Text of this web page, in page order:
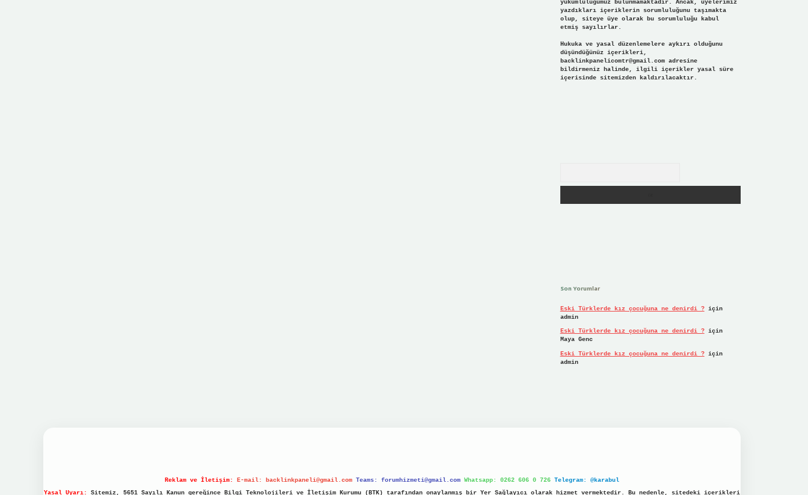
yükümlülüğümüz bulunmamaktadır. Ancak, üyelerimiz
yazdıkları içeriklerin sorumluluğunu taşımakta
olup, siteye üye olarak bu sorumluluğu kabul
etmiş sayılırlar.
Hukuka ve yasal düzenlemelere aykırı olduğunu
düşündüğünüz içerikleri,
backlinkpanelicomtr@gmail.comadresine
bildirmeniz halinde, ilgili içerikler yasal süre
içerisinde sitemizden kaldırılacaktır.
Son Yorumlar
Eski Türklerde kız çocuğuna ne denirdi ?için
admin
Eski Türklerde kız çocuğuna ne denirdi ?için
Maya Genc
Eski Türklerde kız çocuğuna ne denirdi ?için
admin
Reklam ve İletişim: E-mail: backlinkpaneli@gmail.com Teams: forumhizmeti@gmail.com Whatsapp: 0262 606 0 726
Telegram: @karabul
Yasal Uyarı:
Sitemiz, 5651 Sayılı Kanun gereğince Bilgi Teknolojileri ve İletişim Kurumu (BTK) tarafından onaylanmış bir Yer Sağlayıcı olarak hizmet vermektedir. Bu nedenle, sitedeki içerikleri